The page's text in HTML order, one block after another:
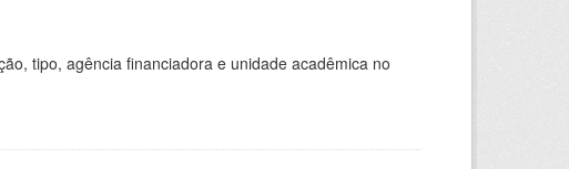
tipo, agência financiadora e unidade acadêmica no